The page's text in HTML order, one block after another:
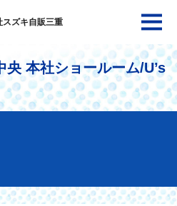
スズキ自販三重
央 本社ショールーム/U’s